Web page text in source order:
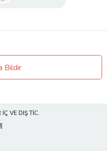
Bildir
VE DIŞ TİC.